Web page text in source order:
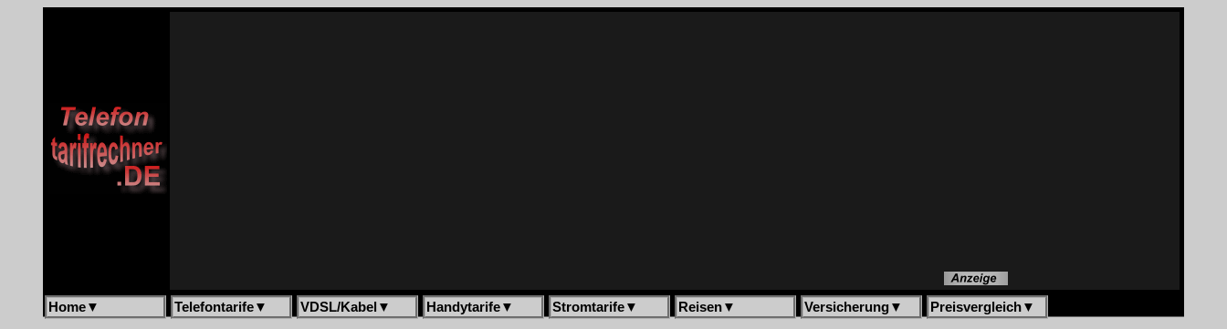
Home▼ Telefontarife▼ VDSL/Kabel ▼ Handytarife▼ Stromtarife▼ Reisen▼ Versicherung▼ Preisvergleich▼